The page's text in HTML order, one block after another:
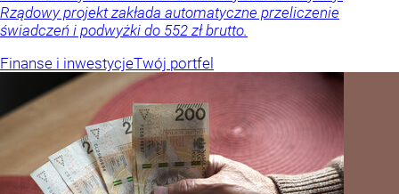
Rządowy projekt zakłada automatyczne przeliczenie
świadczeń i podwyżki do 552 zł brutto.
Finanse i inwestycjeTwój portfel